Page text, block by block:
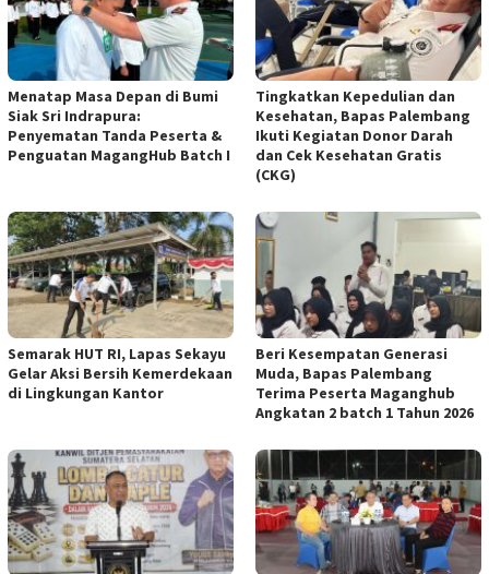
Menatap Masa Depan di Bumi
Siak Sri Indrapura:
Penyematan Tanda Peserta &
Penguatan MagangHub Batch I
Tingkatkan Kepedulian dan
Kesehatan, Bapas Palembang
Ikuti Kegiatan Donor Darah
dan Cek Kesehatan Gratis
(CKG)
Semarak HUT RI, Lapas Sekayu
Gelar Aksi Bersih Kemerdekaan
di Lingkungan Kantor
Beri Kesempatan Generasi
Muda, Bapas Palembang
Terima Peserta Maganghub
Angkatan 2 batch 1 Tahun 2026